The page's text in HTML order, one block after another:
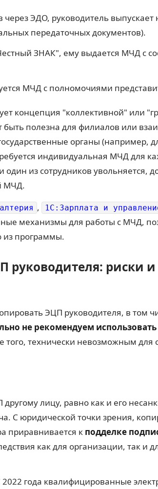
через ЭДО, руководитель
передаточных документов).
ЗНАК", ему выдается МЧД с
МЧД с полномочиями
концепция "коллективной" или
полезна для филиалов или
органы (например,
индивидуальная МЧД для
из сотрудников увольняется,
МЧД.
, 1С:Зарплата и
механизмы для работы с МЧД,
из программы.
руководителя: риски и
ЭЦП руководителя, в том
не рекомендуем использовать
технически невозможным для
лицу, равно как и его
С юридической точки зрения,
приравнивается к подделке
как для организации, так и
2022 года квалифицированные